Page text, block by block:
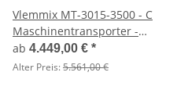
Vlemmix MT-3015-3500 - C
Maschinentransporter -
Baggeranhänger 300 x 150 -
3500 kg
ab 4.449,00 € *
Alter Preis:5.561,00 €